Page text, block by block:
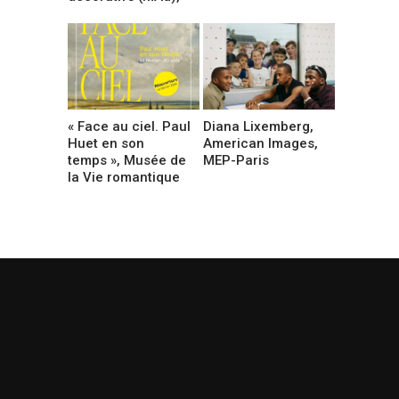
« Face au ciel. Paul
Huet en son
temps », Musée de
la Vie romantique
Diana Lixemberg,
American Images,
MEP-Paris